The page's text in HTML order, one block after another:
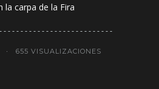
la carpa de la Fira
655 VISUALIZACIONES